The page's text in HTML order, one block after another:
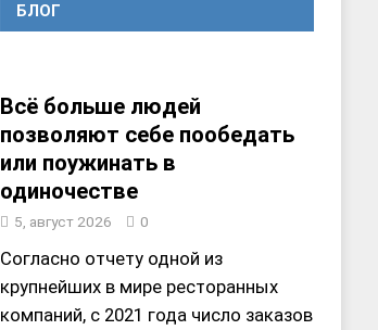
БЛОГ
Всё больше людей
позволяют себе пообедать
или поужинать в
одиночестве
5, август 2026 0
Согласно отчету одной из
крупнейших в мире ресторанных
компаний, с 2021 года число заказов